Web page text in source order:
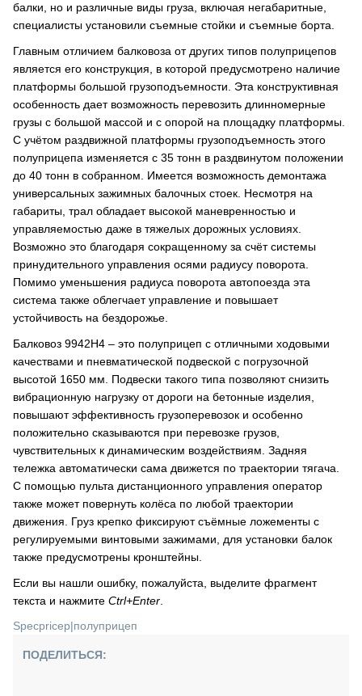
балки, но и различные виды груза, включая негабаритные,
специалисты установили съемные стойки и съемные борта.
Главным отличием балковоза от других типов полуприцепов
является его конструкция, в которой предусмотрено наличие
платформы большой грузоподъемности. Эта конструктивная
особенность дает возможность перевозить длинномерные
грузы с большой массой и с опорой на площадку платформы.
С учётом раздвижной платформы грузоподъемность этого
полуприцепа изменяется с 35 тонн в раздвинутом положении
до 40 тонн в собранном. Имеется возможность демонтажа
универсальных зажимных балочных стоек. Несмотря на
габариты, трал обладает высокой маневренностью и
управляемостью даже в тяжелых дорожных условиях.
Возможно это благодаря сокращенному за счёт системы
принудительного управления осями радиусу поворота.
Помимо уменьшения радиуса поворота автопоезда эта
система также облегчает управление и повышает
устойчивость на бездорожье.
Балковоз 9942Н4 – это полуприцеп с отличными ходовыми
качествами и пневматической подвеской с погрузочной
высотой 1650 мм. Подвески такого типа позволяют снизить
вибрационную нагрузку от дороги на бетонные изделия,
повышают эффективность грузоперевозок и особенно
положительно сказываются при перевозке грузов,
чувствительных к динамическим воздействиям. Задняя
тележка автоматически сама движется по траектории тягача.
С помощью пульта дистанционного управления оператор
также может повернуть колёса по любой траектории
движения. Груз крепко фиксируют съёмные ложементы с
регулируемыми винтовыми зажимами, для установки балок
также предусмотрены кронштейны.
Если вы нашли ошибку, пожалуйста, выделите фрагмент
текста и нажмите Ctrl+Enter
Specpricep|полуприцеп
ПОДЕЛИТЬСЯ: